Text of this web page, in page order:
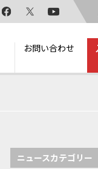
お問い合わせ
ニュースカテゴリー